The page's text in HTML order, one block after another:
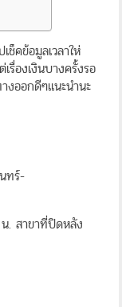
คข้อมูลเวลาให่
รื่องเงินบางครั้งรอ
งออกดีๆแนะนำนะ
ทร์-
. สาขาที่ปิดหลัง